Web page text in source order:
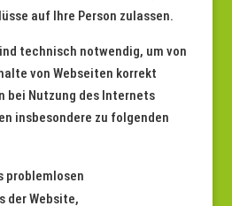
auf Ihre Person zulassen.
technisch notwendig, um von
von Webseiten korrekt
bei Nutzung des Internets
insbesondere zu folgenden
problemlosen
der Website,